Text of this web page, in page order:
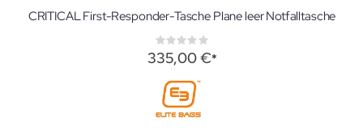
CRITICAL First-Responder-Tasche Plane leer Notfalltasche
Rating:
0%
335,00 €